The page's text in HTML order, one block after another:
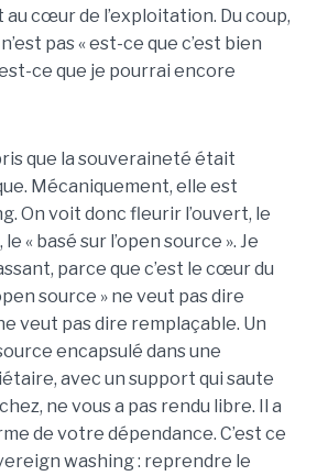
au cœur de l’exploitation. Du coup,
pas « est-ce que c’est bien
est-ce que je pourrai encore
que la souveraineté était
Mécaniquement, elle est
On voit donc fleurir l’ouvert, le
« basé sur l’open source ». Je
parce que c’est le cœur du
source » ne veut pas dire
veut pas dire remplaçable. Un
encapsulé dans une
avec un support qui saute
ne vous a pas rendu libre. Il a
de votre dépendance. C’est ce
washing : reprendre le